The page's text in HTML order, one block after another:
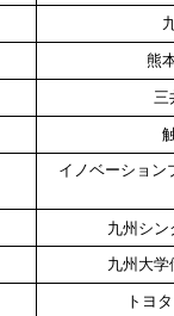
熊
三
イノベーション
九州シ
九州大
トヨ